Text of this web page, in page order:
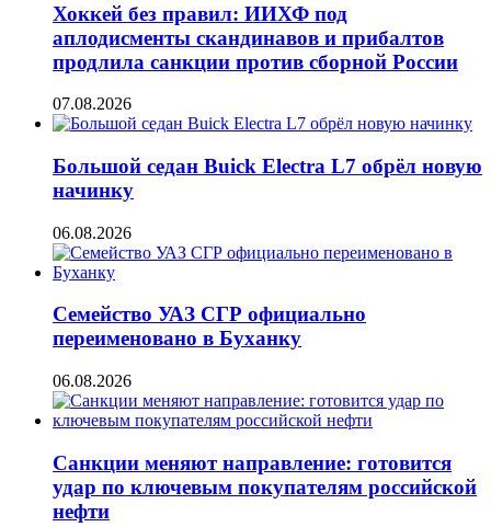
Хоккей без правил: ИИХФ под
аплодисменты скандинавов и прибалтов
продлила санкции против сборной России
07.08.2026
Большой седан Buick Electra L7 обрёл новую
начинку
06.08.2026
Семейство УАЗ СГР официально
переименовано в Буханку
06.08.2026
Санкции меняют направление: готовится
удар по ключевым покупателям российской
нефти